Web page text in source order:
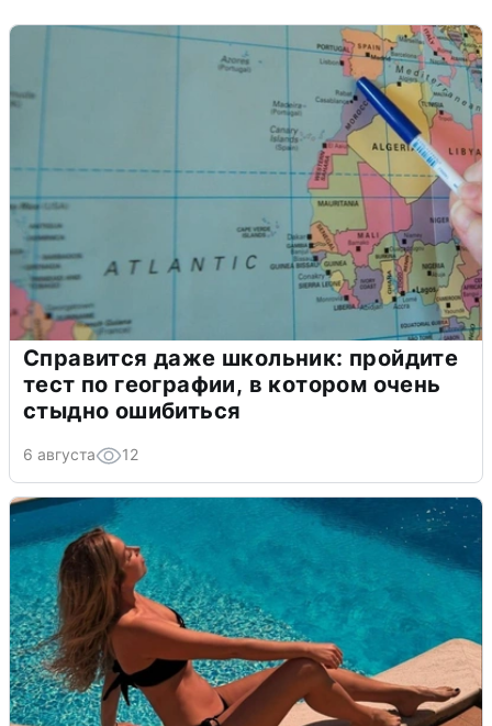
Справится даже школьник: пройдите
тест по географии, в котором очень
стыдно ошибиться
6 августа 12